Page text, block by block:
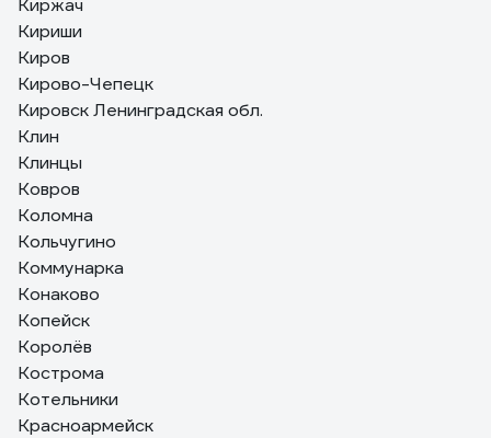
Киржач
Кириши
Киров
Кирово-Чепецк
Кировск Ленинградская обл.
Клин
Клинцы
Ковров
Коломна
Кольчугино
Коммунарка
Конаково
Копейск
Королёв
Кострома
Котельники
Красноармейск